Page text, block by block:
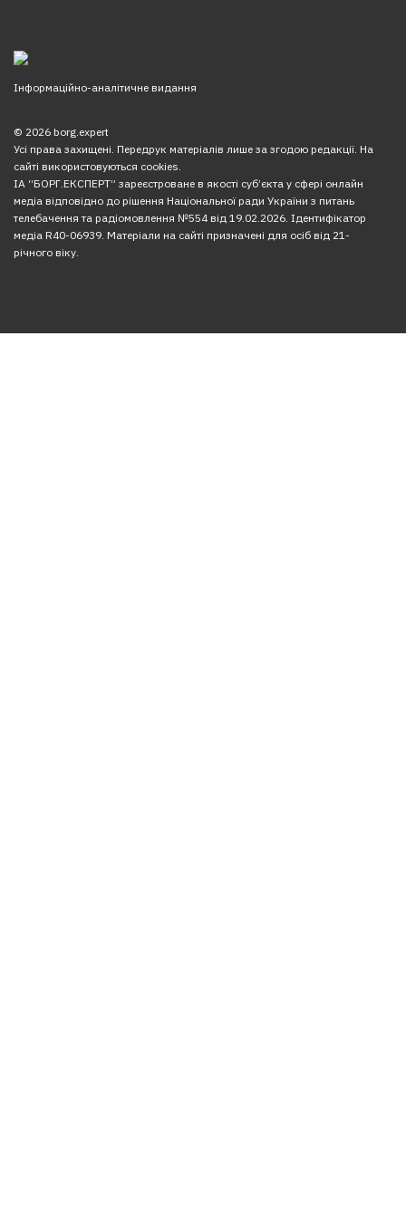
Інформаційно-аналітичне видання
© 2026 borg.expert
Усі права захищені. Передрук матеріалів лише за згодою редакції. На
сайті використовуються cookies.
ІА “БОРГ.ЕКСПЕРТ” зареєстроване в якості суб’єкта у сфері онлайн
медіа відповідно до рішення Національної ради України з питань
телебачення та радіомовлення №554 від 19.02.2026. Ідентифікатор
медіа R40-06939. Матеріали на сайті призначені для осіб від 21-
річного віку.